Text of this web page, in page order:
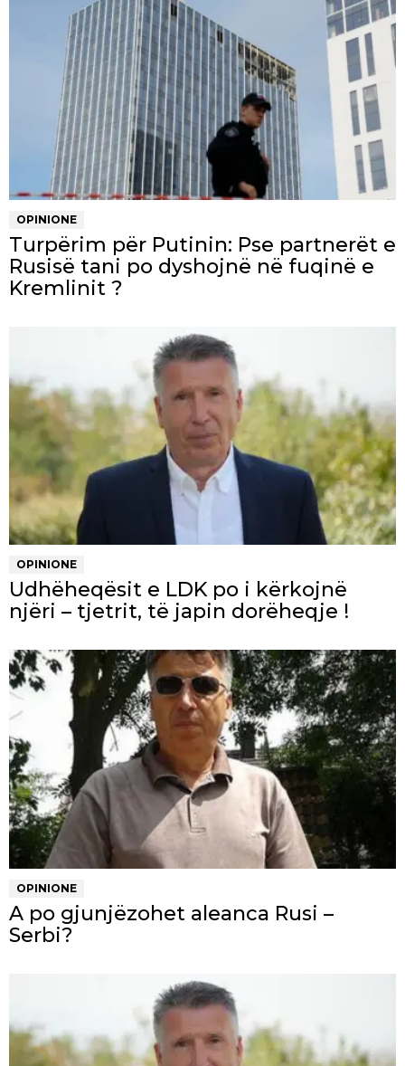
OPINIONE
Turpërim për Putinin: Pse partnerët e
Rusisë tani po dyshojnë në fuqinë e
Kremlinit ?
OPINIONE
Udhëheqësit e LDK po i kërkojnë
njëri – tjetrit, të japin dorëheqje !
OPINIONE
A po gjunjëzohet aleanca Rusi –
Serbi?